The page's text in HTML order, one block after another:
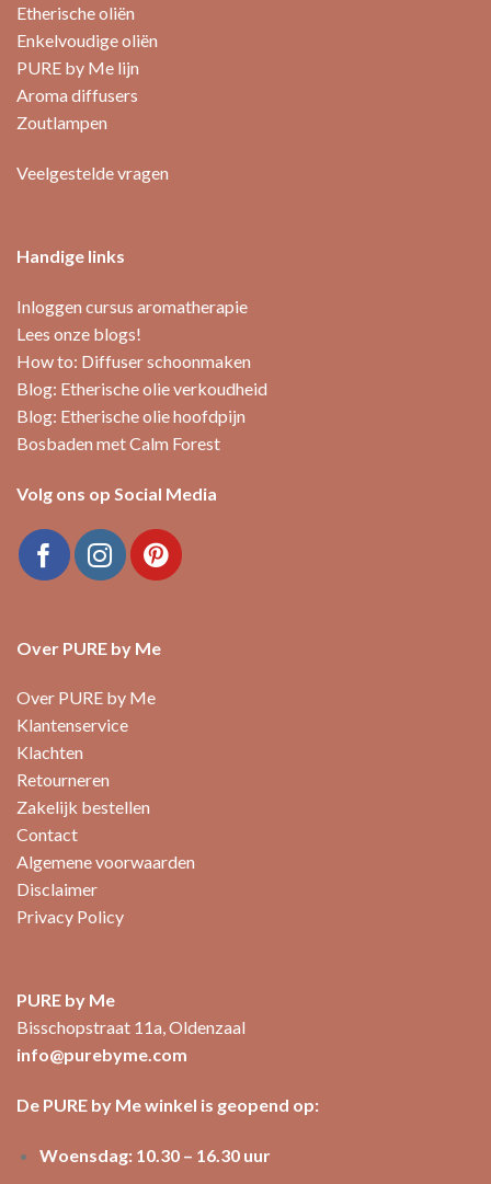
optie
kan
gekozen
worden
Etherische oliën
Enkelvoudige oliën
PURE by Me lijn
Aroma diffusers
Zoutlampen
Veelgestelde vragen
Handige links
Inloggen cursus aromatherapie
Lees onze blogs!
How to: Diffuser schoonmaken
Blog: Etherische olie verkoudheid
Blog: Etherische olie hoofdpijn
Bosbaden met Calm Forest
Volg ons op Social Media
Over PURE by Me
Over PURE by Me
Klantenservice
Klachten
Retourneren
Zakelijk bestellen
Contact
Algemene voorwaarden
Disclaimer
Privacy Policy
PURE by Me
Bisschopstraat 11a, Oldenzaal
info@purebyme.com
De PURE by Me winkel is geopend op:
Woensdag: 10.30 – 16.30 uur